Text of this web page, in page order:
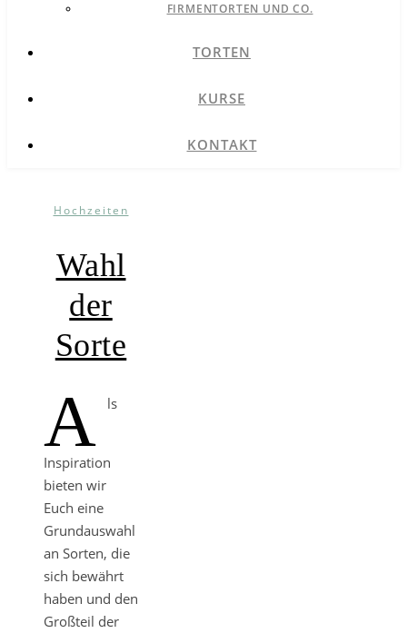
FIRMENTORTEN UND CO.
TORTEN
KURSE
KONTAKT
Hochzeiten
Wahl
der
Sorte
A ls
Inspiration
bieten wir
Euch eine
Grundauswahl
an Sorten, die
sich bewährt
haben und den
Großteil der